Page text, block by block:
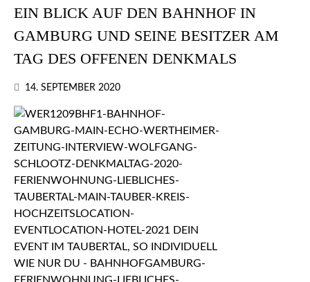
EIN BLICK AUF DEN BAHNHOF IN
GAMBURG UND SEINE BESITZER AM
TAG DES OFFENEN DENKMALS
14. SEPTEMBER 2020